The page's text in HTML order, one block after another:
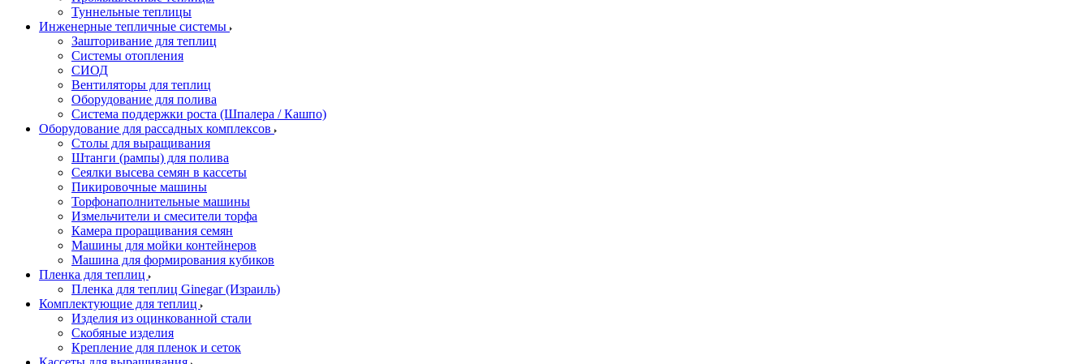
Туннельные теплицы
Инженерные тепличные системы
Зашторивание для теплиц
Системы отопления
СИОД
Вентиляторы для теплиц
Оборудование для полива
Система поддержки роста (Шпалера / Кашпо)
Оборудование для рассадных комплексов
Столы для выращивания
Штанги (рампы) для полива
Сеялки высева семян в кассеты
Пикировочные машины
Торфонаполнительные машины
Измельчители и смесители торфа
Камера проращивания семян
Машины для мойки контейнеров
Машина для формирования кубиков
Пленка для теплиц
Пленка для теплиц Ginegar (Израиль)
Комплектующие для теплиц
Изделия из оцинкованной стали
Скобяные изделия
Крепление для пленок и сеток